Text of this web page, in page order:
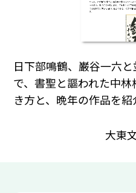
日下部鳴鶴、巌谷一六
で、書聖と謳われた中
き方と、晩年の作品を紹
大東